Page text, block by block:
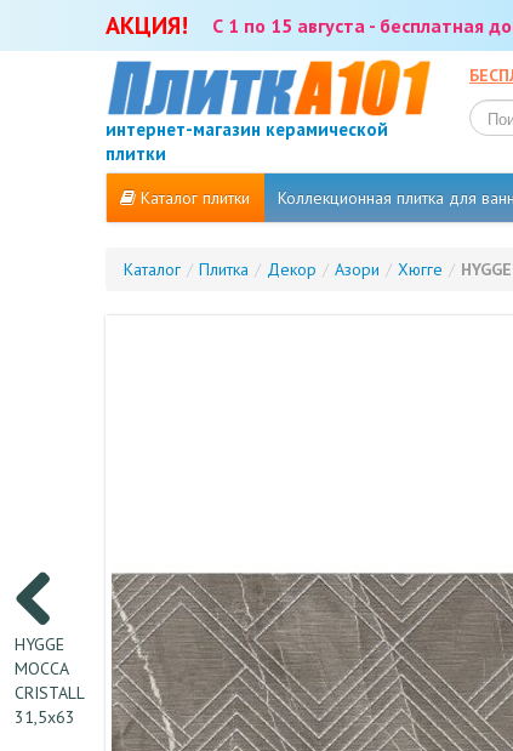
АКЦИЯ! С 1 по 15 августа - бесплатная
интернет-магазин керамической
плитки
Каталог плитки Коллекционная плитка для
Каталог / Плитка / Декор / Азори / Хюгге /
HYGGE
MOCCA
CRISTALL
31,5х63